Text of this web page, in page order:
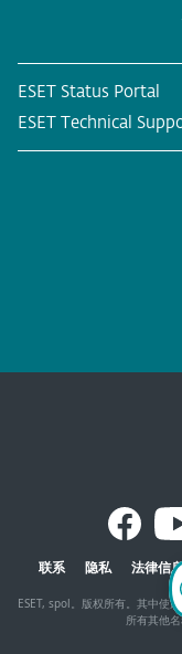
ESET Status Portal
ESET Technical
联系 隐私 法律信
ESET, spol。版权所有。其中使
所有其他